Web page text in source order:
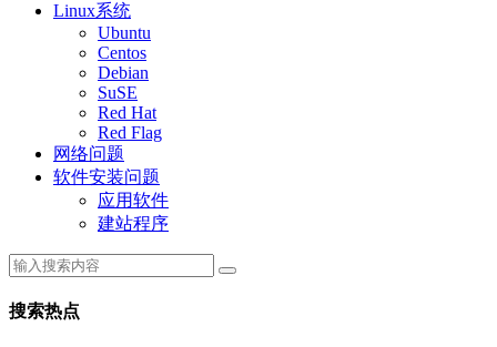
Linux系统
Ubuntu
Centos
Debian
SuSE
Red Hat
Red Flag
网络问题
软件安装问题
应用软件
建站程序
搜索热点